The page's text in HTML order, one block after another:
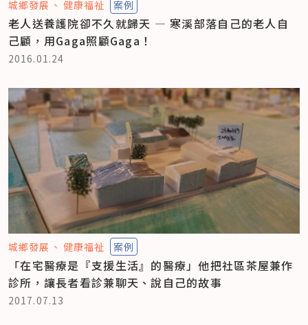
城鄉發展 健康福祉 案例
老人送養護院卻不久就歸天 — 寒溪部落自己的老人自
己顧，用Gaga照顧Gaga！
2016.01.24
城鄉發展 健康福祉 案例
「在宅醫療是『支援生活』的醫療」他把社區茶屋兼作
診所，讓長者看診兼聊天、說自己的故事
2017.07.13